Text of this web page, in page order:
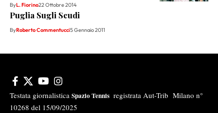
ByL. Fiorino22 Ottobre 2014
Puglia Sugli Scudi
ByRoberto Commentucci5 Gennaio 2011
Testata giornalistica Spazio Tennis registrata Aut-Trib Milano n°
10268 del 15/09/2025